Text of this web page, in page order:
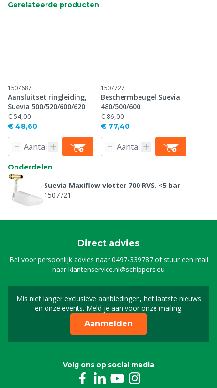
Gerelateerde producten
1507687
Aansluitset ringleiding,
Suevia 500/520/600/620
€ 54,00
€ 48,60
1507727
Beschermbeugel Suevia
480/500/600
€ 86,00
€ 77,40
Onderdelen
Suevia Maxiflow vlotter 700 RVS, <5 bar
1507721
Direct advies
Bel voor persoonlijk advies naar0497-339787of stuur een mail
naarklantenservice.nl@schippers.eu
Mis niet langer exclusieve aanbiedingen, het laatste nieuws
en onze events. Meld je aan voor onze mailing.
Schrijf je in voor onze
Aanmelden
Volg ons op social media